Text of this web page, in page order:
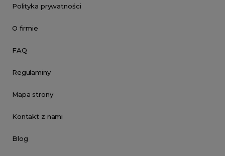
Polityka prywatności
O firmie
FAQ
Regulaminy
Mapa strony
Kontakt z nami
Blog